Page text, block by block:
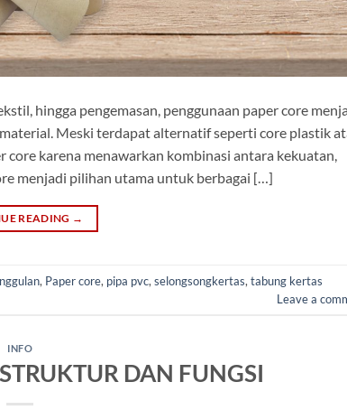
hingga pengemasan, penggunaan paper core
Meski terdapat alternatif seperti core plastik
karena menawarkan kombinasi antara kekuatan,
menjadi pilihan utama untuk berbagai […]
READING →
, Paper core, pipa pvc, selongsongkertas, tabung kertas
Leave a
INFO
DAN FUNGSI